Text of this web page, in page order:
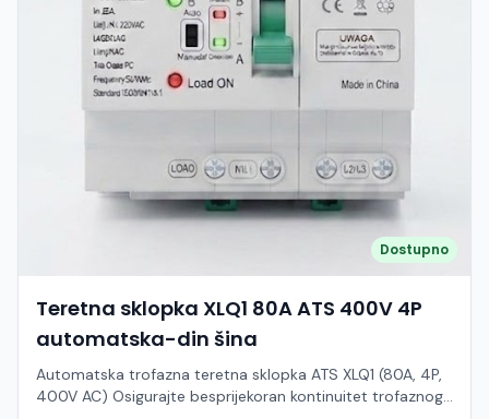
Dostupno
Teretna sklopka XLQ1 80A ATS 400V 4P
automatska-din šina
Automatska trofazna teretna sklopka ATS XLQ1 (80A, 4P,
400V AC) Osigurajte besprijekoran kontinuitet trofaznog